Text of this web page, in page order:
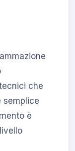
che
semplice
è